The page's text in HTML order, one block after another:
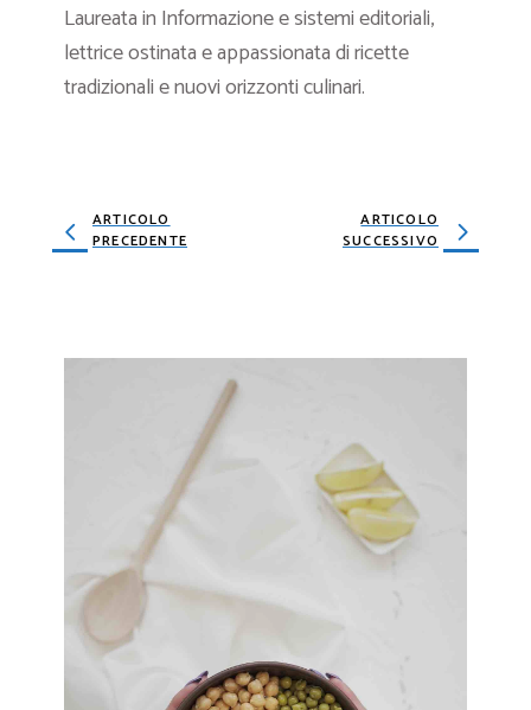
Laureata in Informazione e sistemi editoriali,
lettrice ostinata e appassionata di ricette
tradizionali e nuovi orizzonti culinari.
ARTICOLO
PRECEDENTE
ARTICOLO
SUCCESSIVO